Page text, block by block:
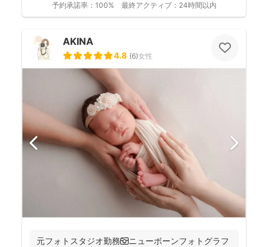
予約承諾率： 100% 最終アクティブ： 24時間以内
AKINA
4.8 (6)女性
元フォトスタジオ勤務📷ニューボーンフォトグラフ